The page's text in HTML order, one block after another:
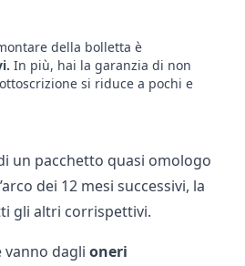
della bolletta è
In più, hai la garanzia di non
si riduce a pochi e
un pacchetto quasi omologo
dei 12 mesi successivi, la
gli altri corrispettivi.
dagli oneri